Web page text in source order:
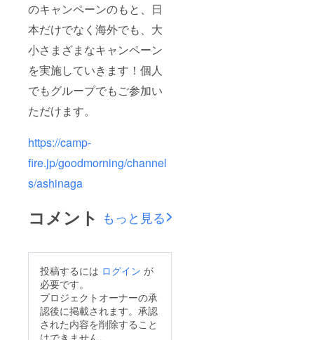
のキャンペーンのもと、日
本だけでなく海外でも、大
小さまざまなキャンペーン
を実施していきます！個人
でもグループでもご参加い
ただけます。
https://camp-
fire.jp/goodmorning/channel
s/ashinaga
コメント もっと見る
投稿するには ログイン が
必要です。
プロジェクトオーナーの承
認後に掲載されます。承認
された内容を削除すること